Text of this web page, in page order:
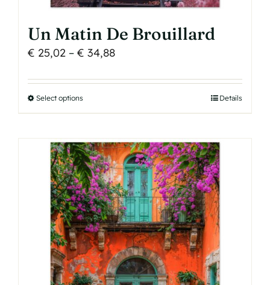
Un Matin De Brouillard
€ 25,02 – € 34,88Price
€ 25,02
Select optionsThis
product
multiple
variants.
The
options
may
be
chosen
on
Details